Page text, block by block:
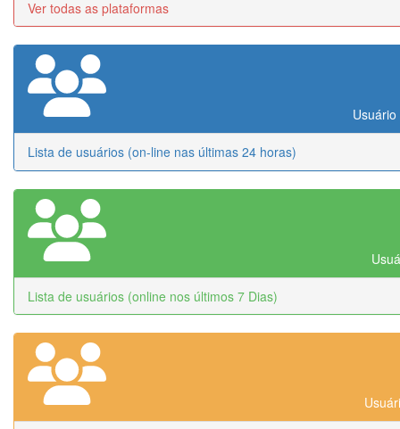
Ver todas as plataformas
Lista de usuários (on-line nas últimas 24 horas)
Lista de usuários (online nos últimos 7 Dias)